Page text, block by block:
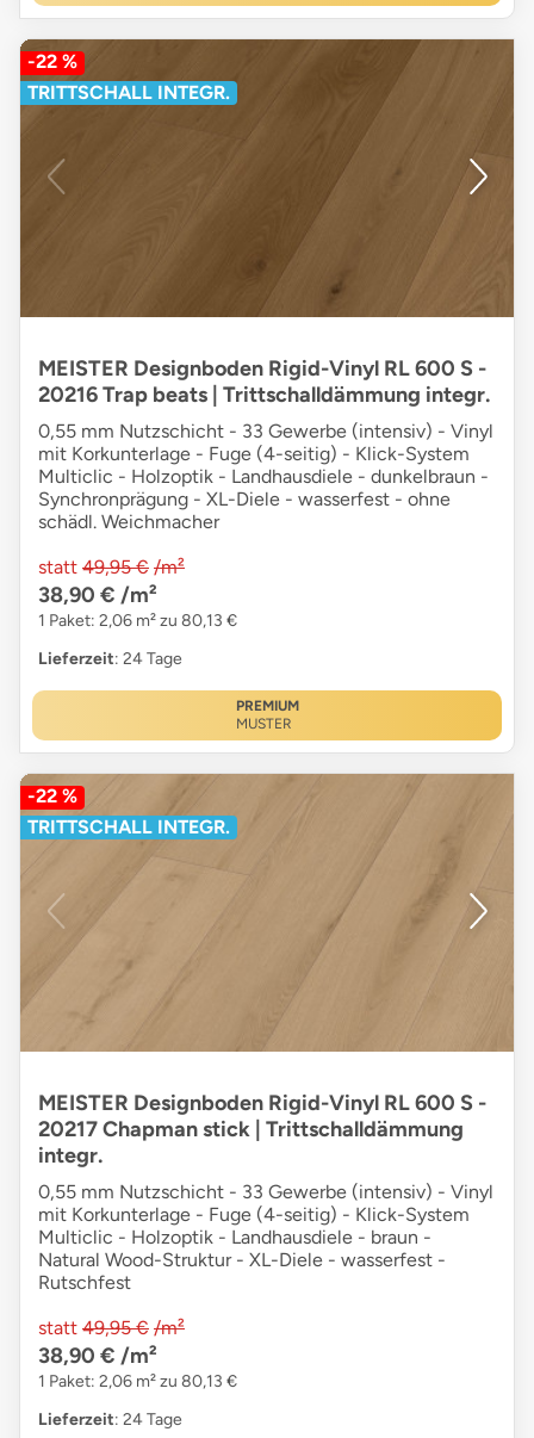
-22 %
TRITTSCHALL INTEGR.
MEISTER Designboden Rigid-Vinyl RL 600 S -
20216 Trap beats | Trittschalldämmung integr.
0,55 mm Nutzschicht - 33 Gewerbe (intensiv) - Vinyl
mit Korkunterlage - Fuge (4-seitig) - Klick-System
Multiclic - Holzoptik - Landhausdiele - dunkelbraun -
Synchronprägung - XL-Diele - wasserfest - ohne
schädl. Weichmacher
statt 49,95 € /m²
38,90 € /m²
1 Paket: 2,06 m² zu 80,13 €
Lieferzeit: 24 Tage
PREMIUM
MUSTER
-22 %
TRITTSCHALL INTEGR.
MEISTER Designboden Rigid-Vinyl RL 600 S -
20217 Chapman stick | Trittschalldämmung
integr.
0,55 mm Nutzschicht - 33 Gewerbe (intensiv) - Vinyl
mit Korkunterlage - Fuge (4-seitig) - Klick-System
Multiclic - Holzoptik - Landhausdiele - braun -
Natural Wood-Struktur - XL-Diele - wasserfest -
Rutschfest
statt 49,95 € /m²
38,90 € /m²
1 Paket: 2,06 m² zu 80,13 €
Lieferzeit: 24 Tage